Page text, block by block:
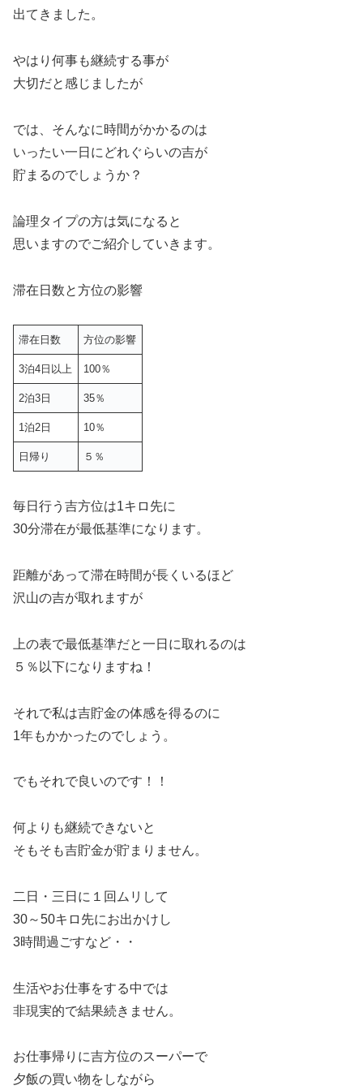
出てきました。
やはり何事も継続する事が
大切だと感じましたが
では、そんなに時間がかかるのは
いったい一日にどれぐらいの吉が
貯まるのでしょうか？
論理タイプの方は気になると
思いますのでご紹介していきます。
滞在日数と方位の影響
滞在日数 方位の影響
3泊4日以上 100％
2泊3日 35％
1泊2日 10％
日帰り ５％
毎日行う吉方位は1キロ先に
30分滞在が最低基準になります。
距離があって滞在時間が長くいるほど
沢山の吉が取れますが
上の表で最低基準だと一日に取れるのは
５％以下になりますね！
それで私は吉貯金の体感を得るのに
1年もかかったのでしょう。
でもそれで良いのです！！
何よりも継続できないと
そもそも吉貯金が貯まりません。
二日・三日に１回ムリして
30～50キロ先にお出かけし
3時間過ごすなど・・
生活やお仕事をする中では
非現実的で結果続きません。
お仕事帰りに吉方位のスーパーで
夕飯の買い物をしながら